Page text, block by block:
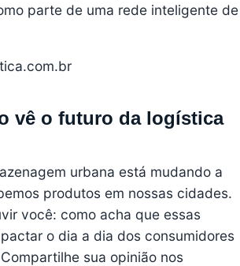
parte de uma rede inteligente de
vê o futuro da logística
urbana está mudando a
produtos em nossas cidades.
você: como acha que essas
o dia a dia dos consumidores
sua opinião nos